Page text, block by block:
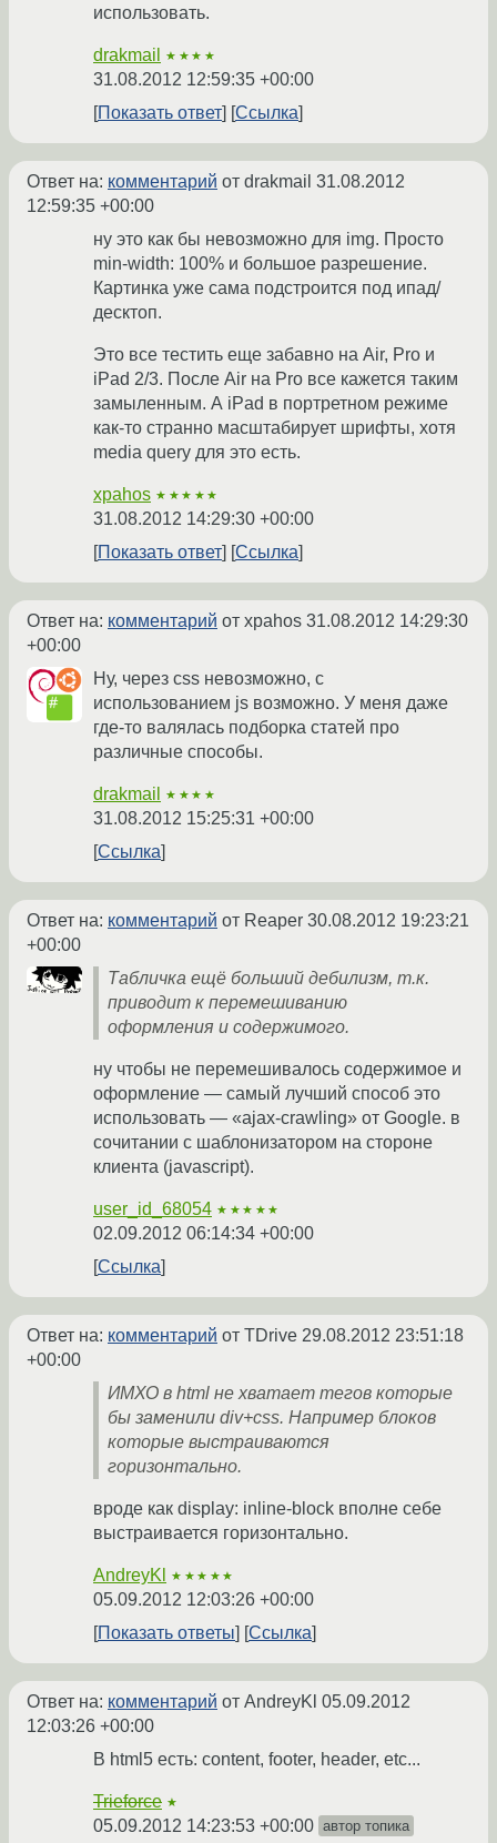
использовать.
drakmail ★★★★
31.08.2012 12:59:35 +00:00
Показать ответ
Ссылка
Ответ на: комментарий от drakmail 31.08.2012
12:59:35 +00:00
ну это как бы невозможно для img. Просто
min-width: 100% и большое разрешение.
Картинка уже сама подстроится под ипад/
десктоп.
Это все тестить еще забавно на Air, Pro и
iPad 2/3. После Air на Pro все кажется таким
замыленным. А iPad в портретном режиме
как-то странно масштабирует шрифты, хотя
media query для это есть.
xpahos ★★★★★
31.08.2012 14:29:30 +00:00
Показать ответ
Ссылка
Ответ на: комментарий от xpahos 31.08.2012 14:29:30
+00:00
Ну, через css невозможно, с
использованием js возможно. У меня даже
где-то валялась подборка статей про
различные способы.
drakmail ★★★★
31.08.2012 15:25:31 +00:00
Ссылка
Ответ на: комментарий от Reaper 30.08.2012 19:23:21
+00:00
Табличка ещё больший дебилизм, т.к.
приводит к перемешиванию
оформления и содержимого.
ну чтобы не перемешивалось содержимое и
оформление — самый лучший способ это
использовать — «ajax-crawling» от Google. в
сочитании с шаблонизатором на стороне
клиента (javascript).
user_id_68054 ★★★★★
02.09.2012 06:14:34 +00:00
Ссылка
Ответ на: комментарий от TDrive 29.08.2012 23:51:18
+00:00
ИМХО в html не хватает тегов которые
бы заменили div+css. Например блоков
которые выстраиваются
горизонтально.
вроде как display: inline-block вполне себе
выстраивается горизонтально.
AndreyKl ★★★★★
05.09.2012 12:03:26 +00:00
Показать ответы
Ссылка
Ответ на: комментарий от AndreyKl 05.09.2012
12:03:26 +00:00
В html5 есть: content, footer, header, etc...
Trieforce ★
05.09.2012 14:23:53 +00:00 автор топика